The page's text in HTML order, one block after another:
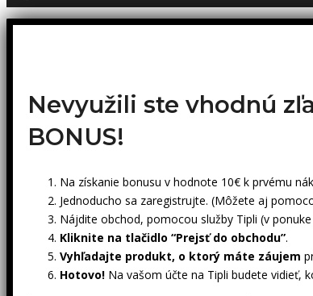
Nevyužili ste vhodnú
BONUS!
Na získanie bonusu v hodnote 10€ k prvému
Jednoducho sa zaregistrujte. (Môžete aj
Nájdite obchod, pomocou služby Tipli (v
Kliknite na tlačidlo “Prejsť do obchodu”.
Vyhľadajte produkt, o ktorý máte záujem
Hotovo! Na vašom účte na Tipli budete vidieť,